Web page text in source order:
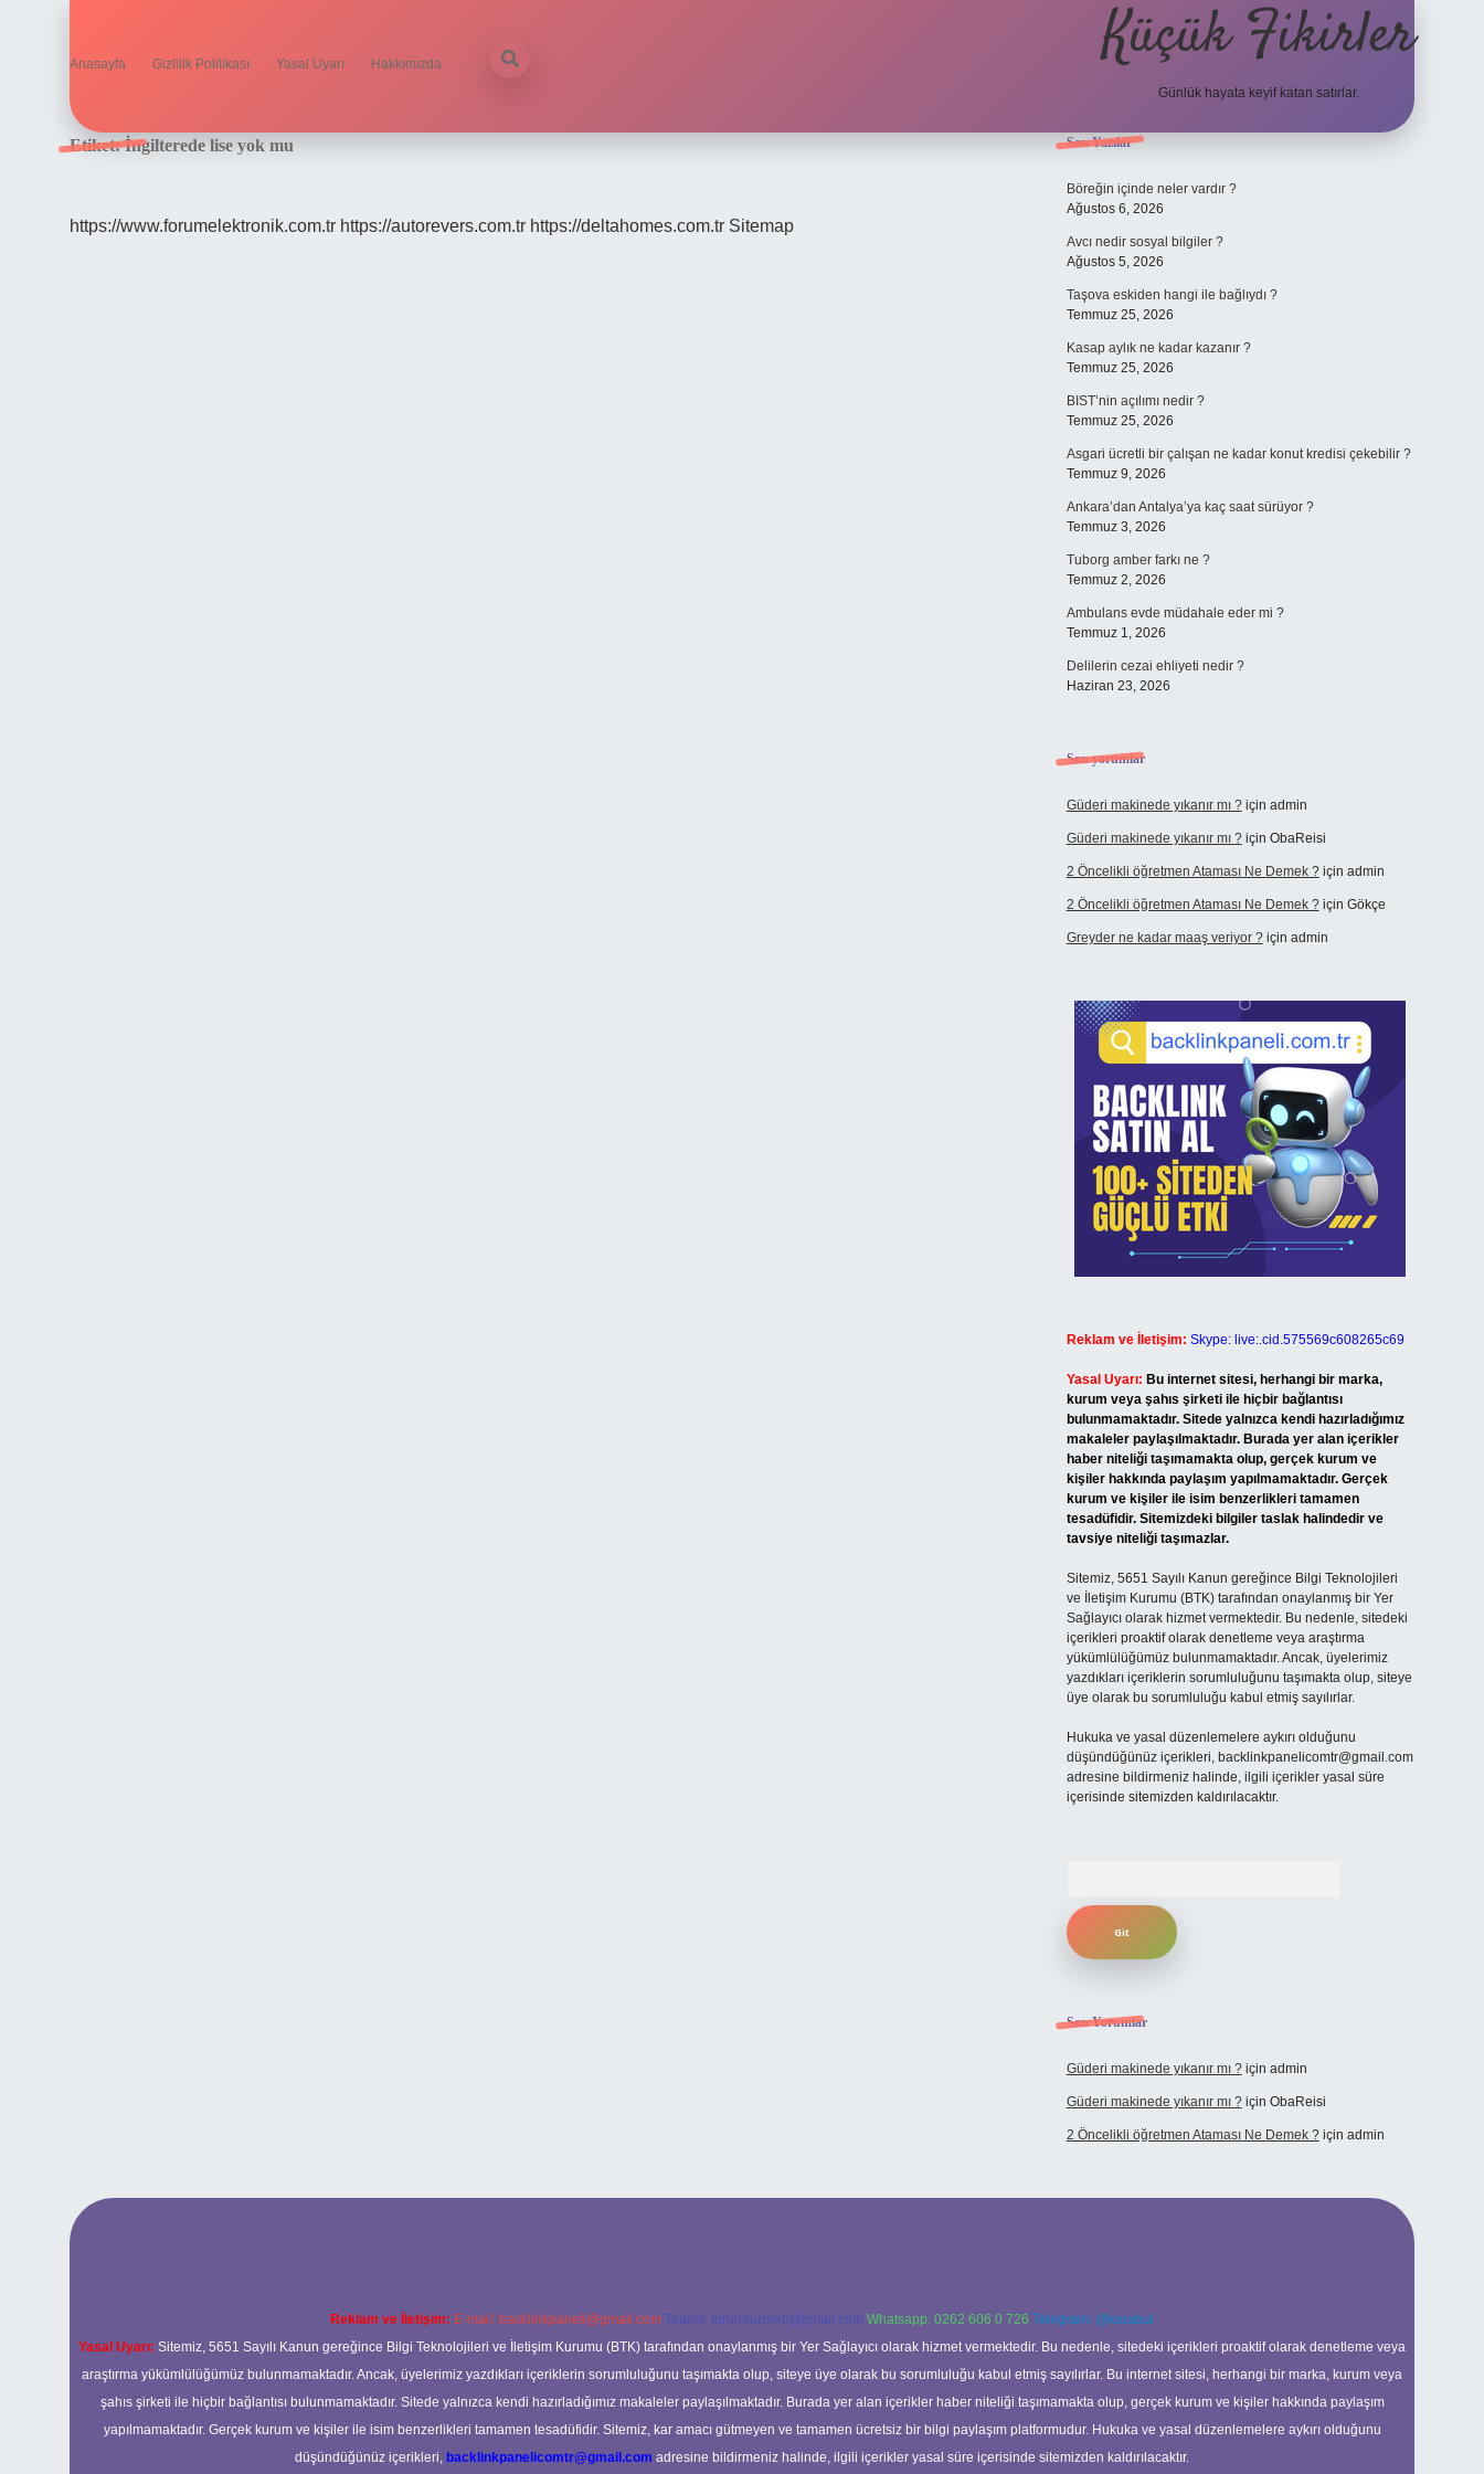
Anasayfa Gizlilik Politikası Yasal Uyarı Hakkımızda Küçük Fikirler
Günlük hayata keyif katan satırlar.
Etiket:İngilterede lise yok mu
https://www.forumelektronik.com.tr https://autorevers.com.tr https://deltahomes.com.tr Sitemap
Sidebar
Son Yazılar
Böreğin içinde neler vardır ?
Ağustos 6, 2026
Avcı nedir sosyal bilgiler ?
Ağustos 5, 2026
Taşova eskiden hangi ile bağlıydı ?
Temmuz 25, 2026
Kasap aylık ne kadar kazanır ?
Temmuz 25, 2026
BIST’nin açılımı nedir ?
Temmuz 25, 2026
Asgari ücretli bir çalışan ne kadar konut kredisi çekebilir ?
Temmuz 9, 2026
Ankara’dan Antalya’ya kaç saat sürüyor ?
Temmuz 3, 2026
Tuborg amber farkı ne ?
Temmuz 2, 2026
Ambulans evde müdahale eder mi ?
Temmuz 1, 2026
Delilerin cezai ehliyeti nedir ?
Haziran 23, 2026
Son yorumlar
Güderi makinede yıkanır mı ?için admin
Güderi makinede yıkanır mı ?için ObaReisi
2 Öncelikli öğretmen Ataması Ne Demek ?için admin
2 Öncelikli öğretmen Ataması Ne Demek ?için Gökçe
Greyder ne kadar maaş veriyor ?için admin
Reklam ve İletişim: Skype: live:.cid.575569c608265c69
Yasal Uyarı: Bu internet sitesi, herhangi bir marka,
kurum veya şahıs şirketi ile hiçbir bağlantısı
bulunmamaktadır. Sitede yalnızca kendi hazırladığımız
makaleler paylaşılmaktadır. Burada yer alan içerikler
haber niteliği taşımamakta olup, gerçek kurum ve
kişiler hakkında paylaşım yapılmamaktadır. Gerçek
kurum ve kişiler ile isim benzerlikleri tamamen
tesadüfidir. Sitemizdeki bilgiler taslak halindedir ve
tavsiye niteliği taşımazlar.
Sitemiz, 5651 Sayılı Kanun gereğince Bilgi Teknolojileri
ve İletişim Kurumu (BTK) tarafından onaylanmış bir Yer
Sağlayıcı olarak hizmet vermektedir. Bu nedenle, sitedeki
içerikleri proaktif olarak denetleme veya araştırma
yükümlülüğümüz bulunmamaktadır. Ancak, üyelerimiz
yazdıkları içeriklerin sorumluluğunu taşımakta olup, siteye
üye olarak bu sorumluluğu kabul etmiş sayılırlar.
Hukuka ve yasal düzenlemelere aykırı olduğunu
düşündüğünüz içerikleri, backlinkpanelicomtr@gmail.com
adresine bildirmeniz halinde, ilgili içerikler yasal süre
içerisinde sitemizden kaldırılacaktır.
Son Yorumlar
Güderi makinede yıkanır mı ?için admin
Güderi makinede yıkanır mı ?için ObaReisi
2 Öncelikli öğretmen Ataması Ne Demek ?için admin
Reklam ve İletişim: E-mail: backlinkpaneli@gmail.com Teams: forumhizmeti@gmail.com Whatsapp: 0262 606 0 726 Telegram: @karabul
Yasal Uyarı: Sitemiz, 5651 Sayılı Kanun gereğince Bilgi Teknolojileri ve İletişim Kurumu (BTK) tarafından onaylanmış bir Yer Sağlayıcı olarak hizmet vermektedir. Bu nedenle, sitedeki içerikleri proaktif olarak denetleme veya
araştırma yükümlülüğümüz bulunmamaktadır. Ancak, üyelerimiz yazdıkları içeriklerin sorumluluğunu taşımakta olup, siteye üye olarak bu sorumluluğu kabul etmiş sayılırlar. Bu internet sitesi, herhangi bir marka, kurum veya
şahıs şirketi ile hiçbir bağlantısı bulunmamaktadır. Sitede yalnızca kendi hazırladığımız makaleler paylaşılmaktadır. Burada yer alan içerikler haber niteliği taşımamakta olup, gerçek kurum ve kişiler hakkında paylaşım
yapılmamaktadır. Gerçek kurum ve kişiler ile isim benzerlikleri tamamen tesadüfidir. Sitemiz, kar amacı gütmeyen ve tamamen ücretsiz bir bilgi paylaşım platformudur. Hukuka ve yasal düzenlemelere aykırı olduğunu
düşündüğünüz içerikleri, backlinkpanelicomtr@gmail.com adresine bildirmeniz halinde, ilgili içerikler yasal süre içerisinde sitemizden kaldırılacaktır.